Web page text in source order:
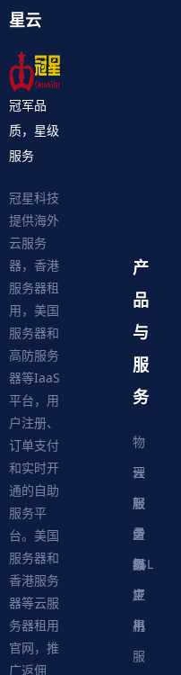
星云
冠军品
质，星级
服务
冠星科技
提供海外
云服务
器，香港
服务器租
用，美国
服务器和
高防服务
器等IaaS
平台，用
户注册、
订单支付
和实时开
通的自助
服务平
台。美国
服务器和
香港服务
器等云服
务器租用
官网，推
广返佣
产
品
与
服
务
物
理
服
务
器
云
服
务
器
轻
量
级
应
用
服
虚
拟
主
机
SSL
证
书